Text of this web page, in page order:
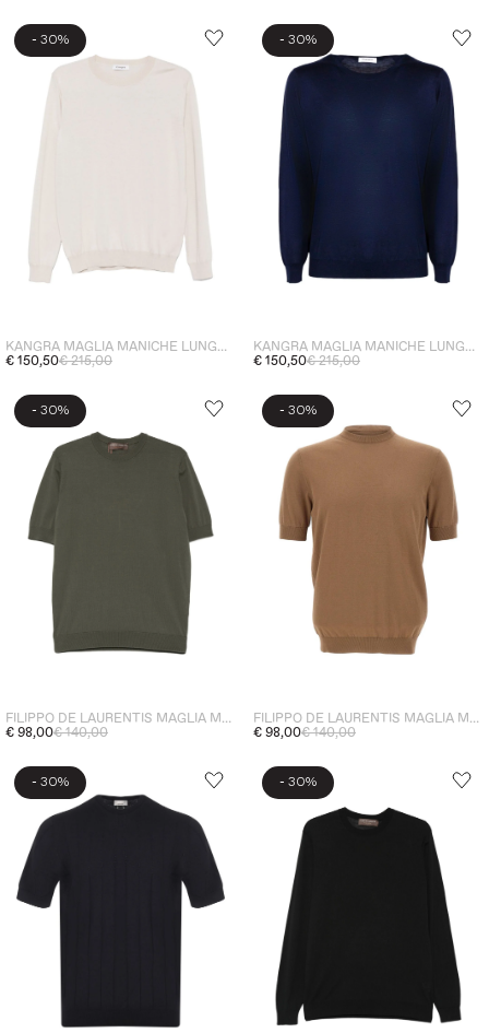
- 30%
KANGRA MAGLIA MANICHE LUNGHE UOMO TRAVERTINO
€ 150,50€ 215,00
- 30%
KANGRA MAGLIA MANICHE LUNGHE UOMO BLU
€ 150,50€ 215,00
- 30%
FILIPPO DE LAURENTIS MAGLIA MANICHE CORTE UOMO VERDE
€ 98,00€ 140,00
- 30%
FILIPPO DE LAURENTIS MAGLIA MANICHE CORTE UOMO MARRONE
€ 98,00€ 140,00
- 30% - 30%